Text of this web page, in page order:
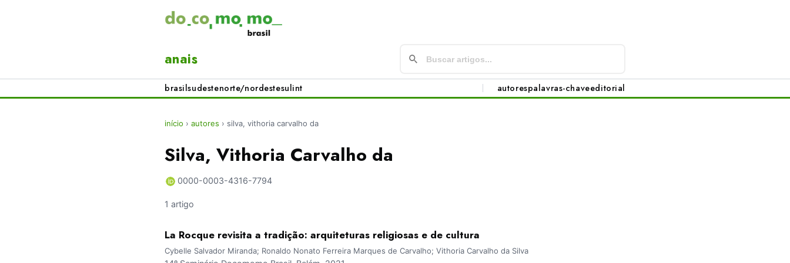
anais
brasilsudestenorte/nordestesulint autorespalavras-chaveeditorial
início › autores › silva, vithoria carvalho da
Silva, Vithoria Carvalho da
0000-0003-4316-7794
1 artigo
La Rocque revisita a tradição: arquiteturas religiosas e de cultura
Cybelle Salvador Miranda; Ronaldo Nonato Ferreira Marques de Carvalho; Vithoria Carvalho da Silva